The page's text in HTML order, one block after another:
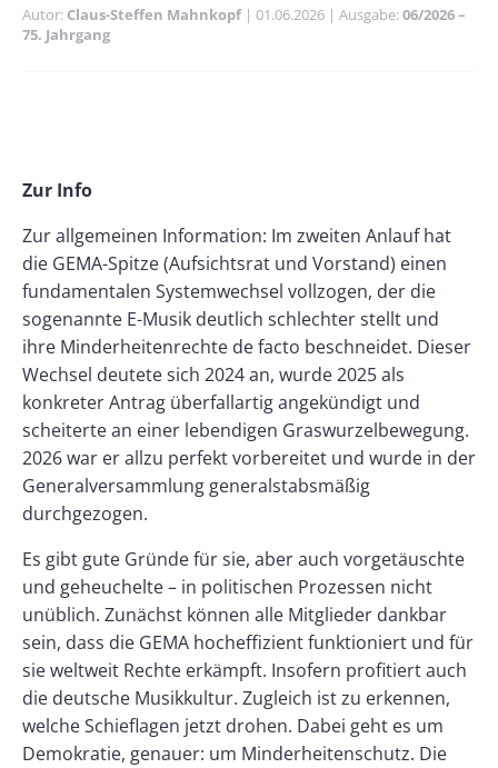
Autor Claus-Steffen Mahnkopf Publikationsdatum
01.06.2026 Ausgabe 06/2026 –
75. Jahrgang
Right
Paragraphs
Text
Zur Info
Zur allgemeinen Information: Im zweiten Anlauf hat
die GEMA-Spitze (Aufsichtsrat und Vorstand) einen
fundamentalen Systemwechsel vollzogen, der die
sogenannte E-Musik deutlich schlechter stellt und
ihre Minderheitenrechte de facto beschneidet. Dieser
Wechsel deutete sich 2024 an, wurde 2025 als
konkreter Antrag überfallartig angekündigt und
scheiterte an einer lebendigen Graswurzelbewegung.
2026 war er allzu perfekt vorbereitet und wurde in der
Generalversammlung generalstabsmäßig
durchgezogen.
Es gibt gute Gründe für sie, aber auch vorgetäuschte
und geheuchelte – in politischen Prozessen nicht
unüblich. Zunächst können alle Mitglieder dankbar
sein, dass die GEMA hocheffizient funktioniert und für
sie weltweit Rechte erkämpft. Insofern profitiert auch
die deutsche Musikkultur. Zugleich ist zu erkennen,
welche Schieflagen jetzt drohen. Dabei geht es um
Demokratie, genauer: um Minderheitenschutz. Die